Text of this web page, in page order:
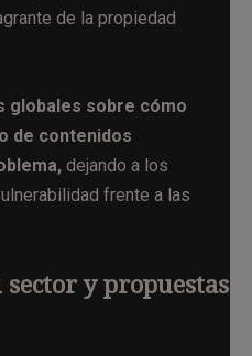
de la propiedad
globales sobre cómo
de contenidos
dejando a los
frente a las
sector y propuestas